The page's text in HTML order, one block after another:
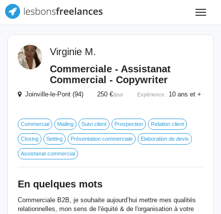
Toggle
Virginie M.
Commerciale - Assistanat
Commercial - Copywriter
Joinville-le-Pont (94) 250 €/jour Expérience : 10 ans et +
Commercial Mailing Suivi client Prospection Relation client
Closing Setting Présentation commerciale Elaboration de devis
Assistanat commercial
En quelques mots
Commerciale B2B, je souhaite aujourd’hui mettre mes qualités
relationnelles, mon sens de l'équité & de l'organisation à votre